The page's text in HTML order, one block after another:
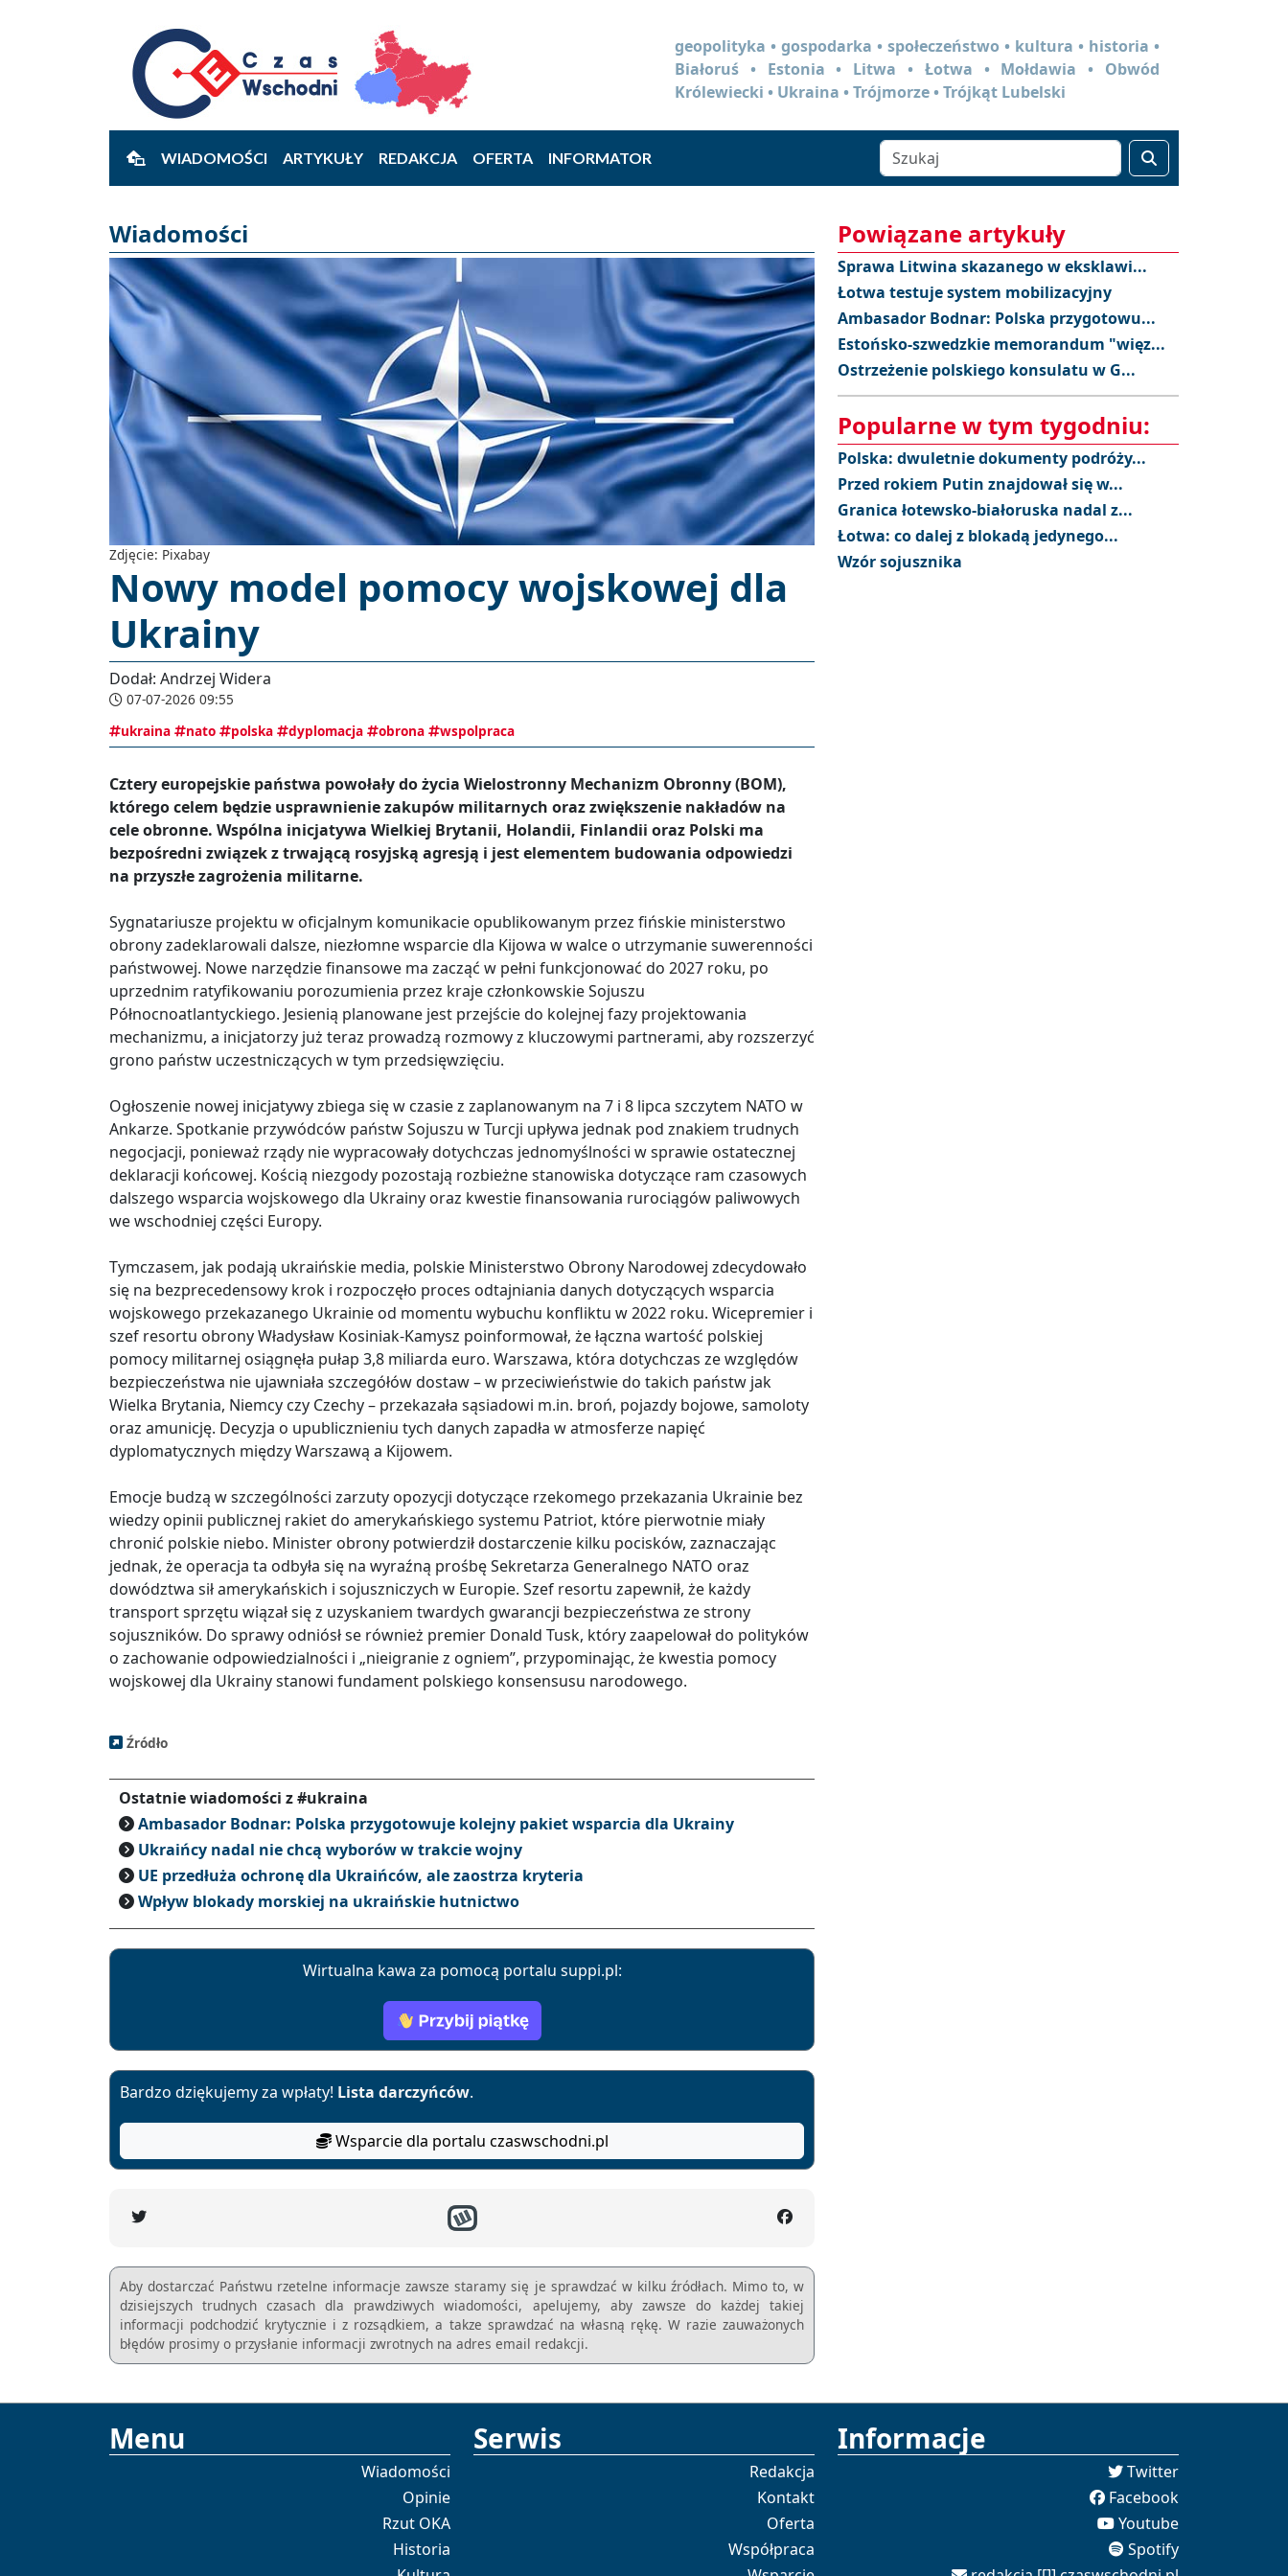
geopolityka • gospodarka • społeczeństwo • kultura • historia •
Białoruś • Estonia • Litwa • Łotwa • Mołdawia • Obwód
Królewiecki • Ukraina • Trójmorze • Trójkąt Lubelski
WIADOMOŚCI ARTYKUŁY REDAKCJA OFERTA INFORMATOR
Wiadomości
Zdjęcie: Pixabay
Nowy model pomocy wojskowej dla
Ukrainy
Dodał: Andrzej Widera
07-07-2026 09:55
ukraina
nato polska dyplomacja obrona wspolpraca
Cztery europejskie państwa powołały do życia Wielostronny Mechanizm Obronny (BOM),
którego celem będzie usprawnienie zakupów militarnych oraz zwiększenie nakładów na
cele obronne. Wspólna inicjatywa Wielkiej Brytanii, Holandii, Finlandii oraz Polski ma
bezpośredni związek z trwającą rosyjską agresją i jest elementem budowania odpowiedzi
na przyszłe zagrożenia militarne.
Sygnatariusze projektu w oficjalnym komunikacie opublikowanym przez fińskie ministerstwo
obrony zadeklarowali dalsze, niezłomne wsparcie dla Kijowa w walce o utrzymanie suwerenności
państwowej. Nowe narzędzie finansowe ma zacząć w pełni funkcjonować do 2027 roku, po
uprzednim ratyfikowaniu porozumienia przez kraje członkowskie Sojuszu
Północnoatlantyckiego. Jesienią planowane jest przejście do kolejnej fazy projektowania
mechanizmu, a inicjatorzy już teraz prowadzą rozmowy z kluczowymi partnerami, aby rozszerzyć
grono państw uczestniczących w tym przedsięwzięciu.
Ogłoszenie nowej inicjatywy zbiega się w czasie z zaplanowanym na 7 i 8 lipca szczytem NATO w
Ankarze. Spotkanie przywódców państw Sojuszu w Turcji upływa jednak pod znakiem trudnych
negocjacji, ponieważ rządy nie wypracowały dotychczas jednomyślności w sprawie ostatecznej
deklaracji końcowej. Kością niezgody pozostają rozbieżne stanowiska dotyczące ram czasowych
dalszego wsparcia wojskowego dla Ukrainy oraz kwestie finansowania rurociągów paliwowych
we wschodniej części Europy.
Tymczasem, jak podają ukraińskie media, polskie Ministerstwo Obrony Narodowej zdecydowało
się na bezprecedensowy krok i rozpoczęło proces odtajniania danych dotyczących wsparcia
wojskowego przekazanego Ukrainie od momentu wybuchu konfliktu w 2022 roku. Wicepremier i
szef resortu obrony Władysław Kosiniak-Kamysz poinformował, że łączna wartość polskiej
pomocy militarnej osiągnęła pułap 3,8 miliarda euro. Warszawa, która dotychczas ze względów
bezpieczeństwa nie ujawniała szczegółów dostaw – w przeciwieństwie do takich państw jak
Wielka Brytania, Niemcy czy Czechy – przekazała sąsiadowi m.in. broń, pojazdy bojowe, samoloty
oraz amunicję. Decyzja o upublicznieniu tych danych zapadła w atmosferze napięć
dyplomatycznych między Warszawą a Kijowem.
Emocje budzą w szczególności zarzuty opozycji dotyczące rzekomego przekazania Ukrainie bez
wiedzy opinii publicznej rakiet do amerykańskiego systemu Patriot, które pierwotnie miały
chronić polskie niebo. Minister obrony potwierdził dostarczenie kilku pocisków, zaznaczając
jednak, że operacja ta odbyła się na wyraźną prośbę Sekretarza Generalnego NATO oraz
dowództwa sił amerykańskich i sojuszniczych w Europie. Szef resortu zapewnił, że każdy
transport sprzętu wiązał się z uzyskaniem twardych gwarancji bezpieczeństwa ze strony
sojuszników. Do sprawy odniósł se również premier Donald Tusk, który zaapelował do polityków
o zachowanie odpowiedzialności i „nieigranie z ogniem”, przypominając, że kwestia pomocy
wojskowej dla Ukrainy stanowi fundament polskiego konsensusu narodowego.
Źródło
Ostatnie wiadomości z #ukraina
Ambasador Bodnar: Polska przygotowuje kolejny pakiet wsparcia dla Ukrainy
Ukraińcy nadal nie chcą wyborów w trakcie wojny
UE przedłuża ochronę dla Ukraińców, ale zaostrza kryteria
Wpływ blokady morskiej na ukraińskie hutnictwo
Wirtualna kawa za pomocą portalu suppi.pl:
Bardzo dziękujemy za wpłaty! Lista darczyńców.
Wsparcie dla portalu czaswschodni.pl
Aby dostarczać Państwu rzetelne informacje zawsze staramy się je sprawdzać w kilku źródłach. Mimo to, w
dzisiejszych trudnych czasach dla prawdziwych wiadomości, apelujemy, aby zawsze do każdej takiej
informacji podchodzić krytycznie i z rozsądkiem, a takze sprawdzać na własną rękę. W razie zauważonych
błędów prosimy o przysłanie informacji zwrotnych na adres email redakcji.
Powiązane artykuły
Sprawa Litwina skazanego w eksklawi...
Łotwa testuje system mobilizacyjny
Ambasador Bodnar: Polska przygotowu...
Estońsko-szwedzkie memorandum "więz...
Ostrzeżenie polskiego konsulatu w G...
Popularne w tym tygodniu:
Polska: dwuletnie dokumenty podróży...
Przed rokiem Putin znajdował się w...
Granica łotewsko-białoruska nadal z...
Łotwa: co dalej z blokadą jedynego...
Wzór sojusznika
Menu
Wiadomości
Opinie
Rzut OKA
Historia
Serwis
Redakcja
Kontakt
Oferta
Współpraca
Informacje
Twitter
Facebook
Youtube
Spotify